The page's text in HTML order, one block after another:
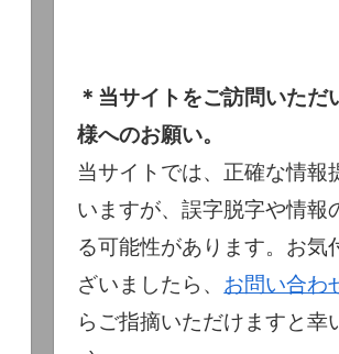
＊当サイトをご訪問いただ
様へのお願い。
当サイトでは、正確な情報
いますが、誤字脱字や情報
る可能性があります。お気
ざいましたら、 お問い合わ
らご指摘いただけますと幸